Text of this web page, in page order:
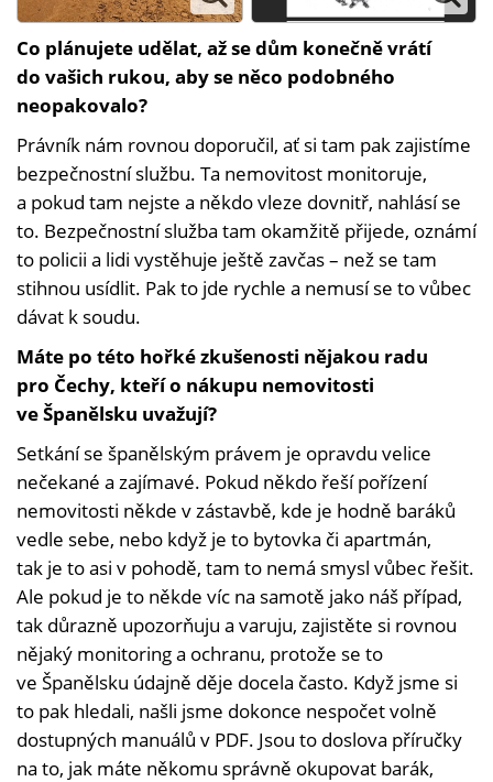
Co plánujete udělat, až se dům konečně vrátí
do vašich rukou, aby se něco podobného
neopakovalo?
Právník nám rovnou doporučil, ať si tam pak zajistíme
bezpečnostní službu. Ta nemovitost monitoruje,
a pokud tam nejste a někdo vleze dovnitř, nahlásí se
to. Bezpečnostní služba tam okamžitě přijede, oznámí
to policii a lidi vystěhuje ještě zavčas – než se tam
stihnou usídlit. Pak to jde rychle a nemusí se to vůbec
dávat k soudu.
Máte po této hořké zkušenosti nějakou radu
pro Čechy, kteří o nákupu nemovitosti
ve Španělsku uvažují?
Setkání se španělským právem je opravdu velice
nečekané a zajímavé. Pokud někdo řeší pořízení
nemovitosti někde v zástavbě, kde je hodně baráků
vedle sebe, nebo když je to bytovka či apartmán,
tak je to asi v pohodě, tam to nemá smysl vůbec řešit.
Ale pokud je to někde víc na samotě jako náš případ,
tak důrazně upozorňuju a varuju, zajistěte si rovnou
nějaký monitoring a ochranu, protože se to
ve Španělsku údajně děje docela často. Když jsme si
to pak hledali, našli jsme dokonce nespočet volně
dostupných manuálů v PDF. Jsou to doslova příručky
na to, jak máte někomu správně okupovat barák,